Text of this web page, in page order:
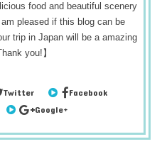
food and beautiful scenery
pleased if this blog can be
trip in Japan will be a amazing
you!】
Twitter
Facebook
Google+